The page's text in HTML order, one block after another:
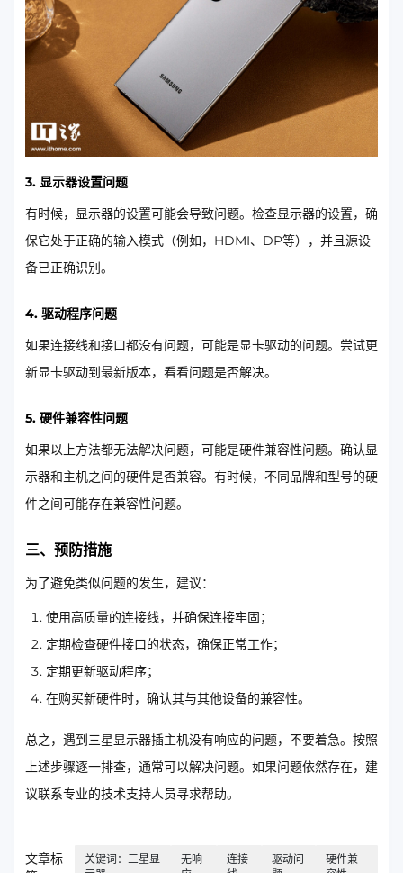
3. 显示器设置问题
有时候，显示器的设置可能会导致问题。检查显示器的设置，确
保它处于正确的输入模式（例如，HDMI、DP等），并且源设
备已正确识别。
4. 驱动程序问题
如果连接线和接口都没有问题，可能是显卡驱动的问题。尝试更
新显卡驱动到最新版本，看看问题是否解决。
5. 硬件兼容性问题
如果以上方法都无法解决问题，可能是硬件兼容性问题。确认显
示器和主机之间的硬件是否兼容。有时候，不同品牌和型号的硬
件之间可能存在兼容性问题。
三、预防措施
为了避免类似问题的发生，建议：
使用高质量的连接线，并确保连接牢固；
定期检查硬件接口的状态，确保正常工作；
定期更新驱动程序；
在购买新硬件时，确认其与其他设备的兼容性。
总之，遇到三星显示器插主机没有响应的问题，不要着急。按照
上述步骤逐一排查，通常可以解决问题。如果问题依然存在，建
议联系专业的技术支持人员寻求帮助。
文章标
关键词：三星显
无响
连接
驱动问
硬件兼